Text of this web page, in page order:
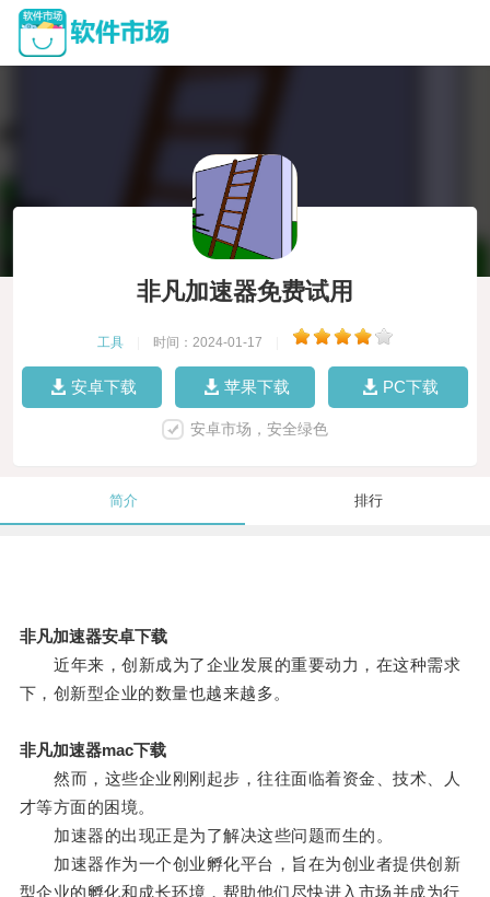
非凡加速器免费试用
工具 时间：2024-01-17
安卓下载 苹果下载 PC下载
安卓市场，安全绿色
简介 排行
非凡加速器安卓下载
近年来，创新成为了企业发展的重要动力，在这种需求
下，创新型企业的数量也越来越多。
非凡加速器mac下载
然而，这些企业刚刚起步，往往面临着资金、技术、人
才等方面的困境。
加速器的出现正是为了解决这些问题而生的。
加速器作为一个创业孵化平台，旨在为创业者提供创新
型企业的孵化和成长环境，帮助他们尽快进入市场并成为行